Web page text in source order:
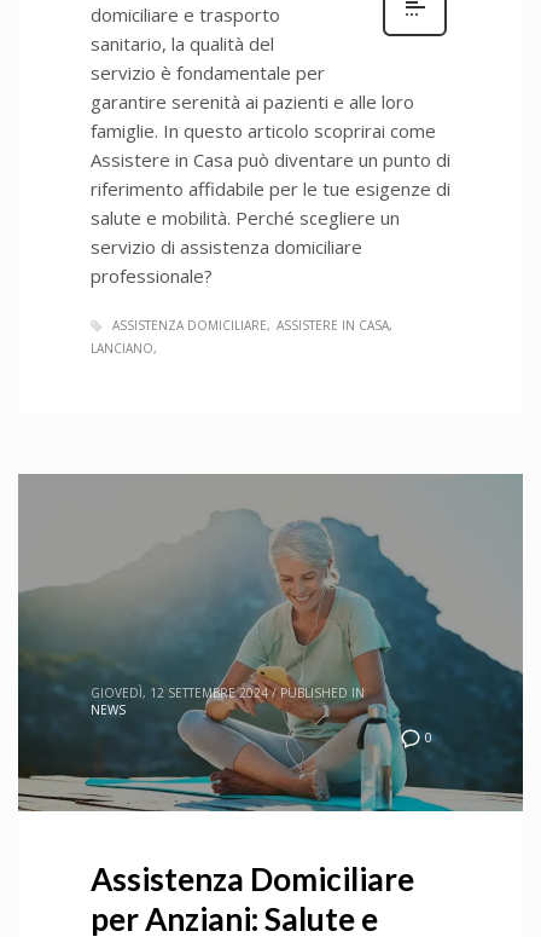
domiciliare e trasporto
sanitario, la qualità del
servizio è fondamentale per
garantire serenità ai pazienti e alle loro
famiglie. In questo articolo scoprirai come
Assistere in Casa può diventare un punto di
riferimento affidabile per le tue esigenze di
salute e mobilità. Perché scegliere un
servizio di assistenza domiciliare
professionale?
ASSISTENZA DOMICILIARE
ASSISTERE IN CASA
LANCIANO
0
GIOVEDÌ, 12 SETTEMBRE 2024 / PUBLISHED IN
NEWS
Assistenza Domiciliare
per Anziani: Salute e